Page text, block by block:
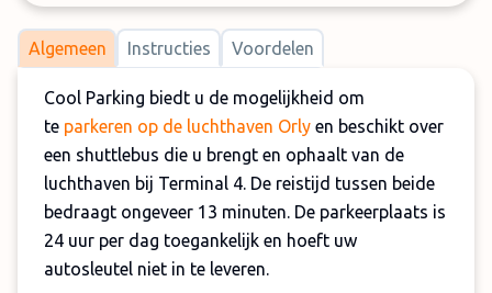
Algemeen Instructies Voordelen
Cool Parking biedt u de mogelijkheid om
te parkeren op de luchthaven Orly en beschikt over
een shuttlebus die u brengt en ophaalt van de
luchthaven bij Terminal 4. De reistijd tussen beide
bedraagt ongeveer 13 minuten. De parkeerplaats is
24 uur per dag toegankelijk en hoeft uw
autosleutel niet in te leveren.